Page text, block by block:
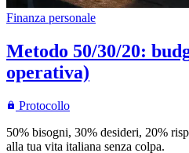
Finanza personale
Metodo 50/30/20:
operativa)
Protocollo
50% bisogni, 30% desideri, 20%
alla tua vita italiana senza colpa.